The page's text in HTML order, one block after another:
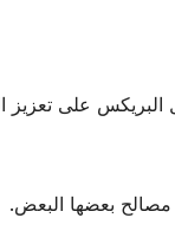
على تعزيز
مصالح بعضها البعض.